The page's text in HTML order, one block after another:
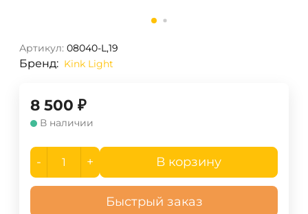
Артикул: 08040-L,19
Бренд: Kink Light
8 500 ₽
В наличии
- + В корзину
Быстрый заказ